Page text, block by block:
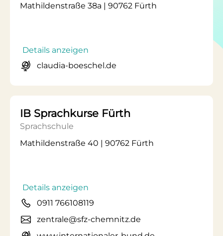
Mathildenstraße 38a | 90762 Fürth
Details anzeigen
claudia-boeschel.de
IB Sprachkurse Fürth
Sprachschule
Mathildenstraße 40 | 90762 Fürth
Details anzeigen
0911 766108119
zentrale@sfz-chemnitz.de